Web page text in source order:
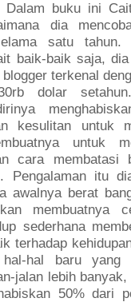
Dalam buku ini
dia
satu tahun.
baik-baik saja,
terkenal
dolar
kesulitan untuk
untuk
cara membatasi
Pengalaman itu
awalnya berat
membuatnya
sederhana
terhadap
hal-hal baru yang
jalan lebih banyak,
50% dari